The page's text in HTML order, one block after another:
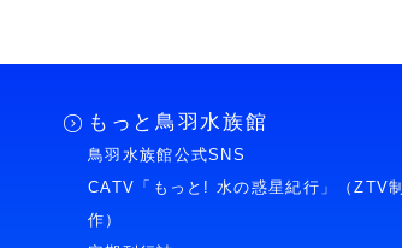
もっと鳥羽水族館
鳥羽水族館公式SNS
CATV「もっと! 水の惑星紀行」（ZTV制
作）